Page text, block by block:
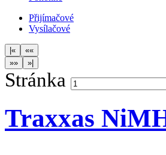
Přijímačové
Vysílačové
Stránka
Traxxas